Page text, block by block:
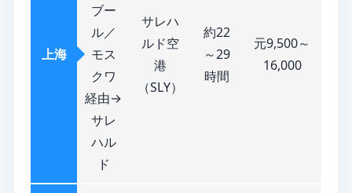
上海
ブー
ル／
モス
クワ
経由→
サレ
ハル
ド
サレハ
ルド空
港
（SLY）
約22
～29
時間
元9,500～
16,000